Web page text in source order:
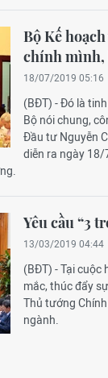
Bộ Kế
chính mình,
18/07/2019 05:16
(BĐT) - Đó là
Bộ nói chung,
Đầu tư Nguyễn
diễn ra ngày
Yêu cầu “3
13/03/2019 04:44
(BĐT) - Tại cuộc
mắc, thúc đẩy
Thủ tướng
ngành.